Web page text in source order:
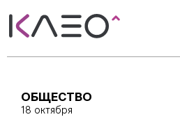
ОБЩЕСТВО
18 октября